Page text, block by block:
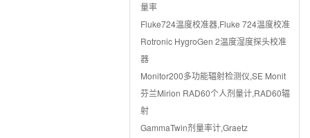
量率
Fluke724温度校准器,Fluke 724温度校准
Rotronic HygroGen 2温度湿度探头校准
器
Monitor200多功能辐射检测仪,SE Monit
芬兰Mirion RAD60个人剂量计,RAD60辐
射
GammaTwin剂量率计,Graetz